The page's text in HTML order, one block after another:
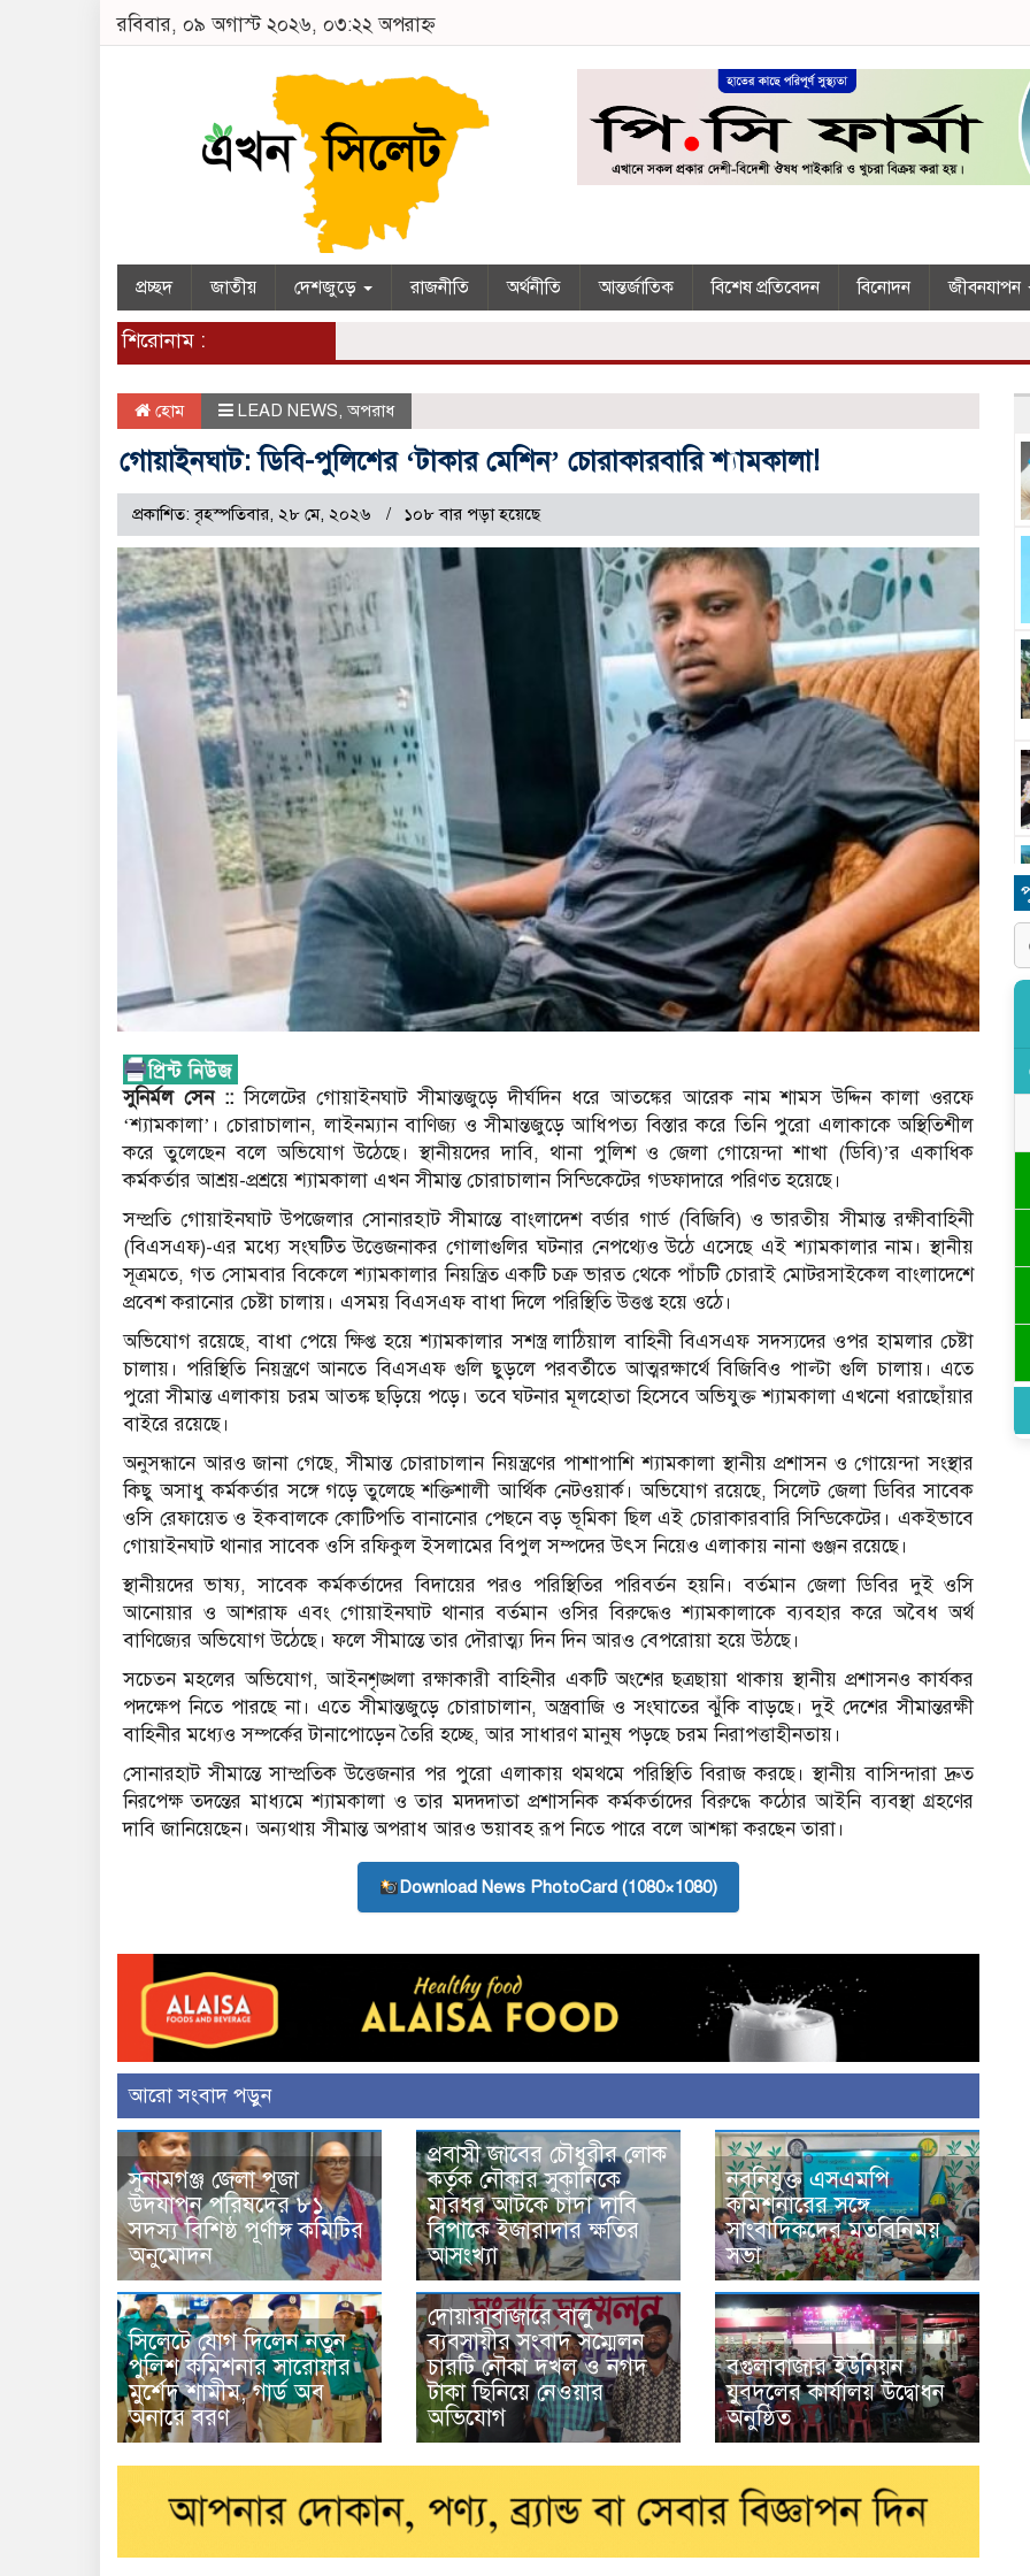
রবিবার, ০৯ অগাস্ট ২০২৬, ০৩:২২ অপরাহ্ন
প্রচ্ছদ জাতীয় দেশজুড়ে রাজনীতি অর্থনীতি আন্তর্জাতিক বিশেষ প্রতিবেদন বিনোদন জীবনযাপন
শিরোনাম :
হোম LEAD NEWS, অপরাধ
গোয়াইনঘাট: ডিবি-পুলিশের ‘টাকার মেশিন’ চোরাকারবারি শ্যামকালা!
প্রকাশিত: বৃহস্পতিবার, ২৮ মে, ২০২৬ ১০৮ বার পড়া হয়েছে
সুনির্মল সেন ::সিলেটের গোয়াইনঘাট সীমান্তজুড়ে দীর্ঘদিন ধরে আতঙ্কের আরেক নাম শামস উদ্দিন কালা ওরফে
‘শ্যামকালা’। চোরাচালান, লাইনম্যান বাণিজ্য ও সীমান্তজুড়ে আধিপত্য বিস্তার করে তিনি পুরো এলাকাকে অস্থিতিশীল
করে তুলেছেন বলে অভিযোগ উঠেছে। স্থানীয়দের দাবি, থানা পুলিশ ও জেলা গোয়েন্দা শাখা (ডিবি)’র একাধিক
কর্মকর্তার আশ্রয়-প্রশ্রয়ে শ্যামকালা এখন সীমান্ত চোরাচালান সিন্ডিকেটের গডফাদারে পরিণত হয়েছে।
সম্প্রতি গোয়াইনঘাট উপজেলার সোনারহাট সীমান্তে বাংলাদেশ বর্ডার গার্ড (বিজিবি) ও ভারতীয় সীমান্ত রক্ষীবাহিনী
(বিএসএফ)-এর মধ্যে সংঘটিত উত্তেজনাকর গোলাগুলির ঘটনার নেপথ্যেও উঠে এসেছে এই শ্যামকালার নাম। স্থানীয়
সূত্রমতে, গত সোমবার বিকেলে শ্যামকালার নিয়ন্ত্রিত একটি চক্র ভারত থেকে পাঁচটি চোরাই মোটরসাইকেল বাংলাদেশে
প্রবেশ করানোর চেষ্টা চালায়। এসময় বিএসএফ বাধা দিলে পরিস্থিতি উত্তপ্ত হয়ে ওঠে।
অভিযোগ রয়েছে, বাধা পেয়ে ক্ষিপ্ত হয়ে শ্যামকালার সশস্ত্র লাঠিয়াল বাহিনী বিএসএফ সদস্যদের ওপর হামলার চেষ্টা
চালায়। পরিস্থিতি নিয়ন্ত্রণে আনতে বিএসএফ গুলি ছুড়লে পরবর্তীতে আত্মরক্ষার্থে বিজিবিও পাল্টা গুলি চালায়। এতে
পুরো সীমান্ত এলাকায় চরম আতঙ্ক ছড়িয়ে পড়ে। তবে ঘটনার মূলহোতা হিসেবে অভিযুক্ত শ্যামকালা এখনো ধরাছোঁয়ার
বাইরে রয়েছে।
অনুসন্ধানে আরও জানা গেছে, সীমান্ত চোরাচালান নিয়ন্ত্রণের পাশাপাশি শ্যামকালা স্থানীয় প্রশাসন ও গোয়েন্দা সংস্থার
কিছু অসাধু কর্মকর্তার সঙ্গে গড়ে তুলেছে শক্তিশালী আর্থিক নেটওয়ার্ক। অভিযোগ রয়েছে, সিলেট জেলা ডিবির সাবেক
ওসি রেফায়েত ও ইকবালকে কোটিপতি বানানোর পেছনে বড় ভূমিকা ছিল এই চোরাকারবারি সিন্ডিকেটের। একইভাবে
গোয়াইনঘাট থানার সাবেক ওসি রফিকুল ইসলামের বিপুল সম্পদের উৎস নিয়েও এলাকায় নানা গুঞ্জন রয়েছে।
স্থানীয়দের ভাষ্য, সাবেক কর্মকর্তাদের বিদায়ের পরও পরিস্থিতির পরিবর্তন হয়নি। বর্তমান জেলা ডিবির দুই ওসি
আনোয়ার ও আশরাফ এবং গোয়াইনঘাট থানার বর্তমান ওসির বিরুদ্ধেও শ্যামকালাকে ব্যবহার করে অবৈধ অর্থ
বাণিজ্যের অভিযোগ উঠেছে। ফলে সীমান্তে তার দৌরাত্ম্য দিন দিন আরও বেপরোয়া হয়ে উঠছে।
সচেতন মহলের অভিযোগ, আইনশৃঙ্খলা রক্ষাকারী বাহিনীর একটি অংশের ছত্রছায়া থাকায় স্থানীয় প্রশাসনও কার্যকর
পদক্ষেপ নিতে পারছে না। এতে সীমান্তজুড়ে চোরাচালান, অস্ত্রবাজি ও সংঘাতের ঝুঁকি বাড়ছে। দুই দেশের সীমান্তরক্ষী
বাহিনীর মধ্যেও সম্পর্কের টানাপোড়েন তৈরি হচ্ছে, আর সাধারণ মানুষ পড়ছে চরম নিরাপত্তাহীনতায়।
সোনারহাট সীমান্তে সাম্প্রতিক উত্তেজনার পর পুরো এলাকায় থমথমে পরিস্থিতি বিরাজ করছে। স্থানীয় বাসিন্দারা দ্রুত
নিরপেক্ষ তদন্তের মাধ্যমে শ্যামকালা ও তার মদদদাতা প্রশাসনিক কর্মকর্তাদের বিরুদ্ধে কঠোর আইনি ব্যবস্থা গ্রহণের
দাবি জানিয়েছেন। অন্যথায় সীমান্ত অপরাধ আরও ভয়াবহ রূপ নিতে পারে বলে আশঙ্কা করছেন তারা।
Download News PhotoCard (1080×1080)
আরো সংবাদ পড়ুন
সুনামগঞ্জ জেলা পূজা
উদযাপন পরিষদের ৮১
সদস্য বিশিষ্ঠ পূর্ণাঙ্গ কমিটির
অনুমোদন
প্রবাসী জাবের চৌধুরীর লোক
কর্তৃক নৌকার সুকানিকে
মারধর আটকে চাঁদা দাবি
বিপাকে ইজারাদার ক্ষতির
আসংখ্যা
নবনিযুক্ত এসএমপি
কমিশনারের সঙ্গে
সাংবাদিকদের মতবিনিময়
সভা
সিলেটে যোগ দিলেন নতুন
পুলিশ কমিশনার সারোয়ার
মুর্শেদ শামীম, গার্ড অব
অনারে বরণ
দোয়ারাবাজারে বালু
ব্যবসায়ীর সংবাদ সম্মেলন
চারটি নৌকা দখল ও নগদ
টাকা ছিনিয়ে নেওয়ার
অভিযোগ
বগুলাবাজার ইউনিয়ন
যুবদলের কার্যালয় উদ্বোধন
অনুষ্ঠিত